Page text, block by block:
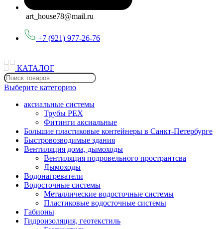
art_house78@mail.ru
+7 (921) 977-26-76
КАТАЛОГ
Выберите категорию
аксиальные системы
Трубы PEX
Фитинги аксиальные
Большие пластиковые контейнеры в Санкт-Петербурге
Быстровозводимые здания
Вентиляция дома, дымоходы
Вентиляция подровельного пространтсва
Дымоходы
Водонагреватели
Водосточные системы
Металлические водосточные системы
Пластиковые водосточные системы
Габионы
Гидроизоляция, геотекстиль